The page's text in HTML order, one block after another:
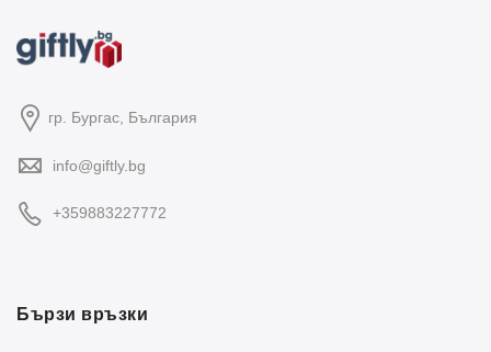
гр. Бургас, България
info@giftly.bg
+359883227772
Бързи връзки